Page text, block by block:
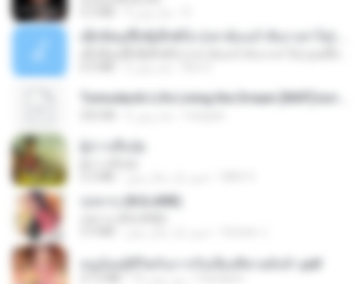
กุหลาบ (KULARB)
หนูน้อยสู้ชีวิตกับภารกิจเลี้ยงพี่ชายทั้งห้า.pdf